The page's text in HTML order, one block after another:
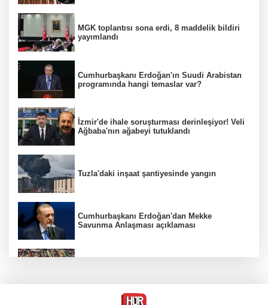
MGK toplantısı sona erdi, 8 maddelik bildiri
yayımlandı
Cumhurbaşkanı Erdoğan'ın Suudi Arabistan
programında hangi temaslar var?
İzmir'de ihale soruşturması derinleşiyor! Veli
Ağbaba'nın ağabeyi tutuklandı
Tuzla'daki inşaat şantiyesinde yangın
Cumhurbaşkanı Erdoğan'dan Mekke
Savunma Anlaşması açıklaması